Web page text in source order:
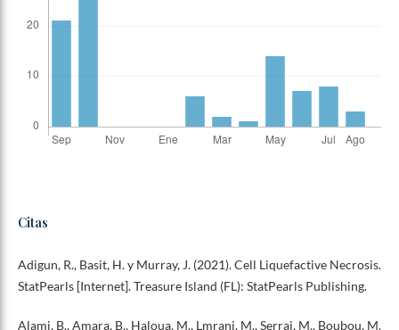
Citas
Adigun, R., Basit, H. y Murray, J. (2021). Cell Liquefactive Necrosis.
StatPearls [Internet]. Treasure Island (FL): StatPearls Publishing.
Alami, B., Amara, B., Haloua, M., Lmrani, M., Serraj, M., Boubou, M.